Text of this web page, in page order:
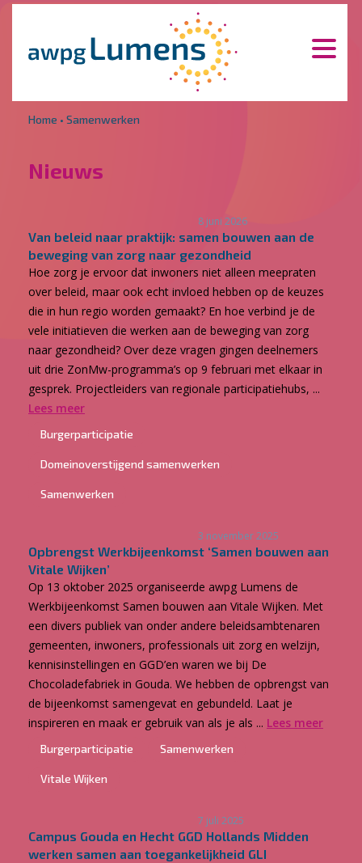
Home • Samenwerken
Nieuws
8 juni 2026
Van beleid naar praktijk: samen bouwen aan de
beweging van zorg naar gezondheid
Hoe zorg je ervoor dat inwoners niet alleen meepraten
over beleid, maar ook echt invloed hebben op de keuzes
die in hun regio worden gemaakt? En hoe verbind je de
vele initiatieven die werken aan de beweging van zorg
naar gezondheid? Over deze vragen gingen deelnemers
uit drie ZonMw-programma’s op 9 februari met elkaar in
gesprek. Projectleiders van regionale participatiehubs, ...
Lees meer
Burgerparticipatie
Domeinoverstijgend samenwerken
Samenwerken
3 november 2025
Opbrengst Werkbijeenkomst ‘Samen bouwen aan
Vitale Wijken’
Op 13 oktober 2025 organiseerde awpg Lumens de
Werkbijeenkomst Samen bouwen aan Vitale Wijken.​ Met
een divers publiek van onder andere beleidsambtenaren
gemeenten, inwoners, professionals uit zorg en welzijn,
kennisinstellingen en GGD’en waren we bij De
Chocoladefabriek in Gouda. We hebben de opbrengst van
de bijeenkomst samengevat en gebundeld. Laat je
inspireren en maak er gebruik van als je als ... Lees meer
Burgerparticipatie Samenwerken
Vitale Wijken
7 juli 2025
Campus Gouda en Hecht GGD Hollands Midden
werken samen aan toegankelijkheid GLI